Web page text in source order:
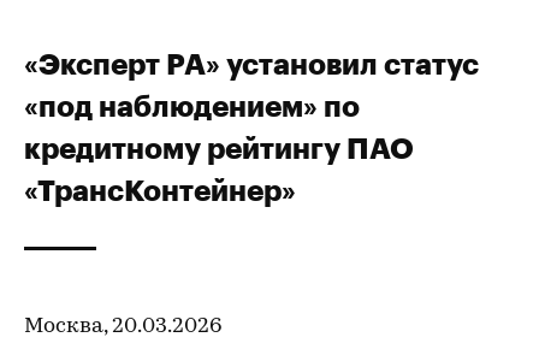
«Эксперт РА» установил статус
«под наблюдением» по
кредитному рейтингу ПАО
«ТрансКонтейнер»
Москва, 20.03.2026